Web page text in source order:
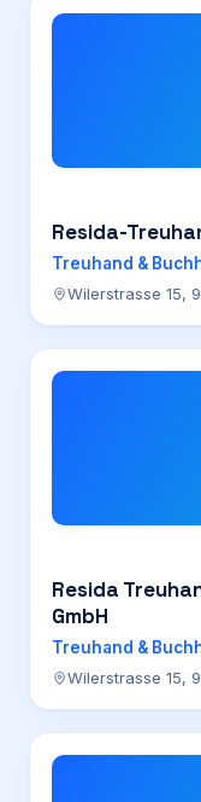
Resida-
Treuhand &
Wilerstrasse 15,
Resida
GmbH
Treuhand &
Wilerstrasse 15,